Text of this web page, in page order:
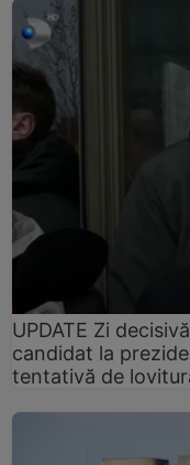
UPDATE Zi
candidat la
tentativă de